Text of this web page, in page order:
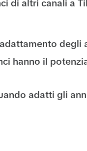
di altri canali a
degli
hanno il
adatti gli